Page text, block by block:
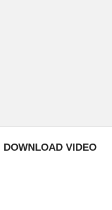
DOWNLOAD VIDEO